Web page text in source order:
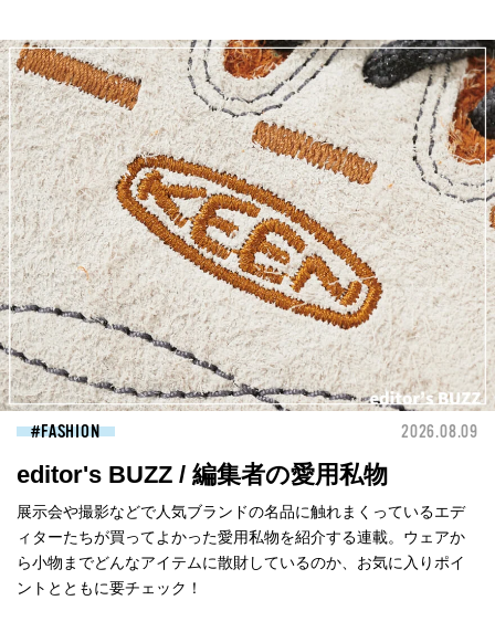
FASHION 2026.08.09
editor's BUZZ / 編集者の愛用私物
展示会や撮影などで人気ブランドの名品に触れまくっているエデ
ィターたちが買ってよかった愛用私物を紹介する連載。ウェアか
ら小物までどんなアイテムに散財しているのか、お気に入りポイ
ントとともに要チェック！